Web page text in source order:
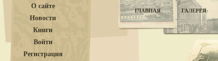
О сайте
Новости
Книги
Войти
Регистрация
ГЛАВНАЯ ГАЛЕРЕЯ